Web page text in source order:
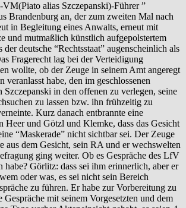
alias Szczepanski)-Führer ”
Brandenburg an, der zum zweiten Mal nach
in Begleitung eines Anwalts, erneut mit
und mutmaßlich künstlich aufgepolstertem
deutsche “Rechtsstaat” augenscheinlich als
Fragerecht lag bei der Verteidigung
wollte, ob der Zeuge in seinem Amt angeregt
veranlasst habe, den im geschlossenen
in den offenen zu verlegen, seine
zu lassen bzw. ihn frühzeitig zu
Kurz danach entbrannte eine
Heer und Götzl und Klemke, dass das Gesicht
“Maskerade” nicht sichtbar sei. Der Zeuge
aus dem Gesicht, sein RA und er wechswelten
ging weiter. Ob es Gespräche des LfV
habe? Görlitz: dass sei ihm erinnerlich, aber er
oder was, es sei nicht sein Bereich
zu führen. Er habe zur Vorbereitung zu
Gespräche mit seinem Vorgesetzten und dem